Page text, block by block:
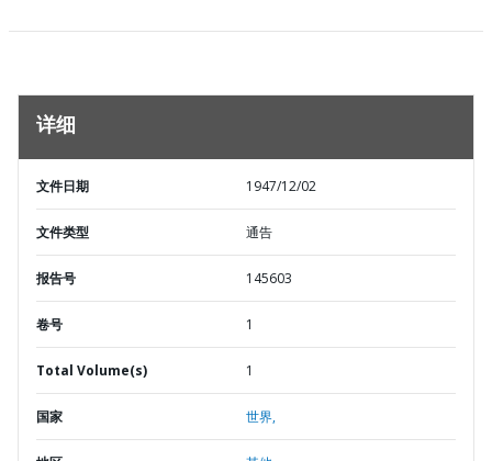
详细
文件日期 1947/12/02
文件类型 通告
报告号 145603
卷号 1
Total Volume(s) 1
国家 世界,